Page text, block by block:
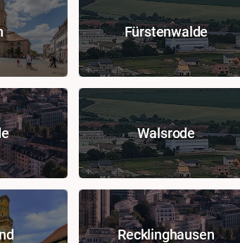
Fürstenwalde
Walsrode
Recklinghausen